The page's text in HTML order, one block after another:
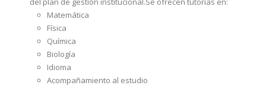
Matemática
Física
Química
Biología
Idioma
Acompañamiento al estudio